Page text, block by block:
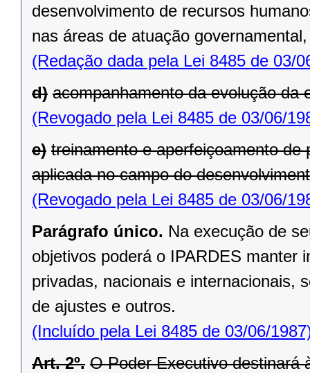
desenvolvimento de recursos
nas áreas de atuação
(Redação dada pela Lei 8485 de 03/
d) acompanhamento da evolução da
(Revogado pela Lei 8485 de 03/06/
e) treinamento e aperfeiçoamento
aplicada no campo do
(Revogado pela Lei 8485 de 03/06/
Parágrafo único. Na execução de
objetivos poderá o IPARDES manter
privadas, nacionais e internacionais,
de ajustes e outros.
(Incluído pela Lei 8485 de 03/06/
Art. 2º. O Poder Executivo destinará